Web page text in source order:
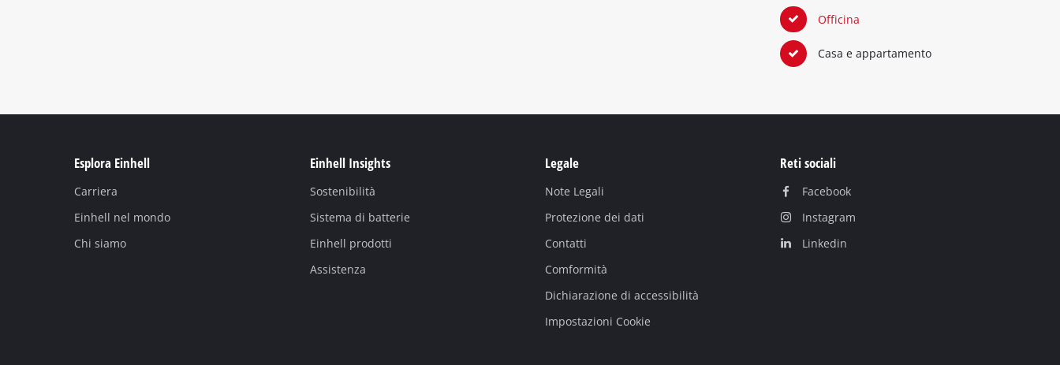
Officina
Casa e appartamento
Esplora Einhell
Carriera
Einhell nel mondo
Chi siamo
Einhell Insights
Sostenibilità
Sistema di batterie
Einhell prodotti
Assistenza
Legale
Note Legali
Protezione dei dati
Contatti
Comformità
Dichiarazione di accessibilità
Impostazioni Cookie
Reti sociali
Facebook
Instagram
Linkedin